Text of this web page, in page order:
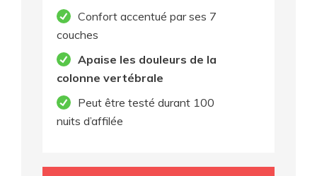
Confort accentué par ses 7
couches
Apaise les douleurs de la
colonne vertébrale
Peut être testé durant 100
nuits d’affilée